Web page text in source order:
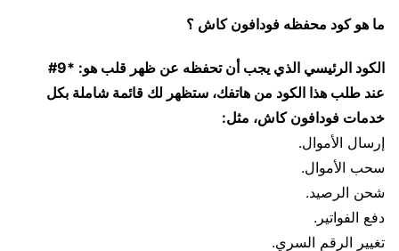
ما هو كود محفظه فودافون كاش ؟
الكود الرئيسي الذي يجب أن تحفظه عن ظهر قلب هو: *9#
عند طلب هذا الكود من هاتفك، ستظهر لك قائمة شاملة بكل
خدمات فودافون كاش، مثل:
إرسال الأموال.
سحب الأموال.
شحن الرصيد.
دفع الفواتير.
تغيير الرقم السري.